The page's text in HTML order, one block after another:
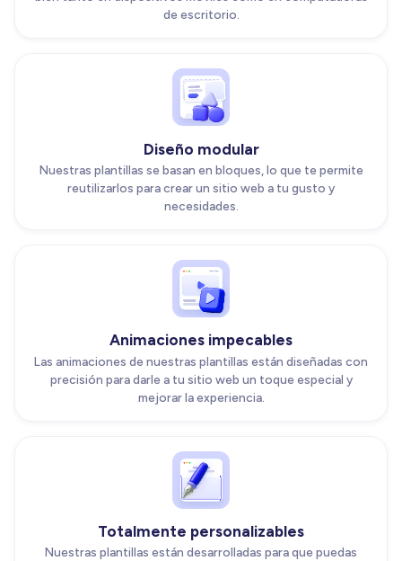
de escritorio.
Diseño modular
Nuestras plantillas se basan en bloques, lo que te permite
reutilizarlos para crear un sitio web a tu gusto y
necesidades.
Animaciones impecables
Las animaciones de nuestras plantillas están diseñadas con
precisión para darle a tu sitio web un toque especial y
mejorar la experiencia.
Totalmente personalizables
Nuestras plantillas están desarrolladas para que puedas